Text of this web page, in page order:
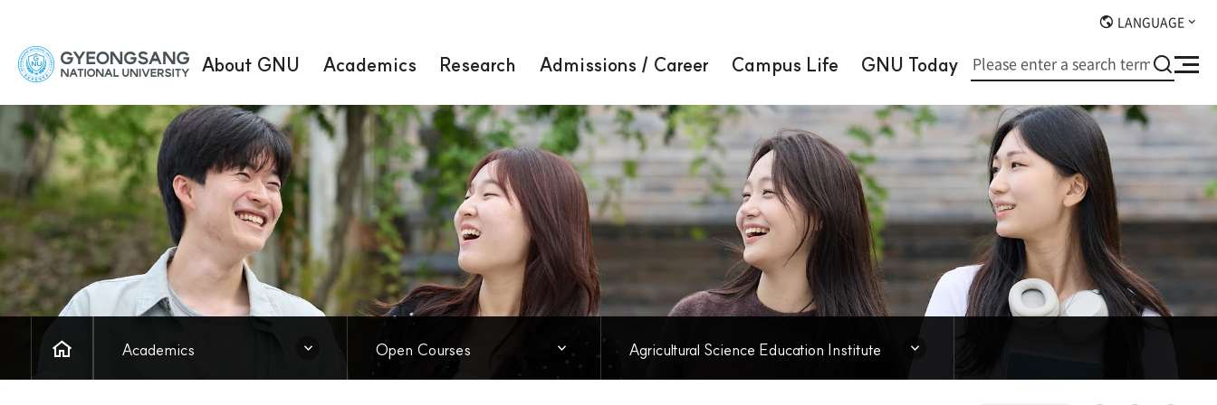
LANGUAGE
경
상
국
립
대
학
교
About GNU Academics Research Admissions / Career Campus Life GNU Today
검사
Academics
닫힘
Academics 닫힘
Open Courses 닫힘
Agricultural Science Education Institute